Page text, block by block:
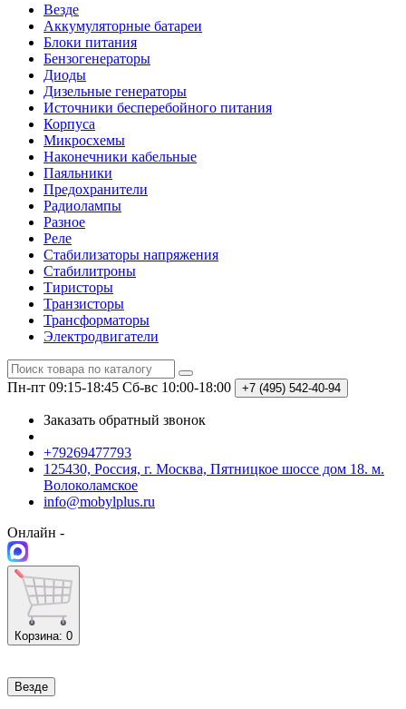
Везде
Аккумуляторные батареи
Блоки питания
Бензогенераторы
Диоды
Дизельные генераторы
Источники бесперебойного питания
Корпуса
Микросхемы
Наконечники кабельные
Паяльники
Предохранители
Радиолампы
Разное
Реле
Стабилизаторы напряжения
Стабилитроны
Тиристоры
Транзисторы
Трансформаторы
Электродвигатели
Пн-пт 09:15-18:45 Сб-вс 10:00-18:00 +7 (495) 542-40-94
Заказать обратный звонок
+79269477793
125430, Россия, г. Москва, Пятницкое шоссе дом 18. м.
Волоколамское
info@mobylplus.ru
Онлайн -
Корзина: 0
Везде